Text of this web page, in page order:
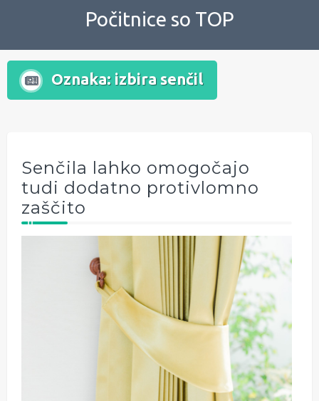
Počitnice so TOP
Oznaka: izbira senčil
Senčila lahko omogočajo
tudi dodatno protivlomno
zaščito